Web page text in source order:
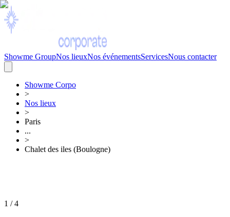
Showme GroupNos lieuxNos événementsServicesNous contacter
Showme Corpo
>
Nos lieux
>
Paris
...
>
Chalet des iles (Boulogne)
1 /4